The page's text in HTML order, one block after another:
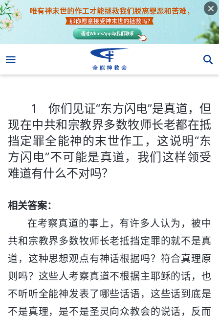
1 你们见证“东方闪电”是真道，但
现在中共和宗教界多数牧师长老都在抵
挡定罪全能神的末世作工，这说明“东
方闪电”不可能是真道，我们这样领受
难道有什么不对吗？
相关答案：
在考察真道的事上，有许多人认为，被中
共和宗教界多数牧师长老抵挡定罪的就不是真
道，这种思想观点有神话根据吗？符合真理原
则吗？这些人考察真道不根据主耶稣的话，也
不听听全能神发表了哪些话语，这些话到底是
不是真理，是不是圣灵向众教会的说话，反而